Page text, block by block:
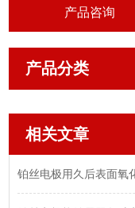
产品咨询
产品分类
相关文章
铂丝电极用久后表面氧